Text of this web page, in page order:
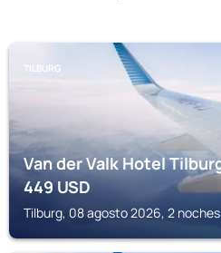
TILBURG
Van der Valk Hotel
449USD
Tilburg, 08 agosto 2026, 2 noches